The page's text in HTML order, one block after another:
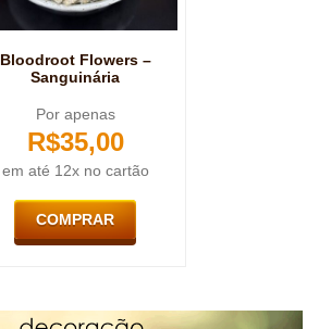
Bloodroot Flowers –
Sanguinária
Por apenas
R$35,00
em até 12x no cartão
COMPRAR